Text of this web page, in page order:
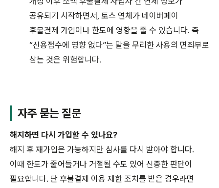
공유되기 시작하면서, 토스 연체가 네이버페이
후불결제 가입이나 한도에 영향을 줄 수 있습니다. 즉
“신용점수에 영향 없다”는 말을 무리한 사용의 면죄부로
삼는 것은 위험합니다.
자주 묻는 질문
해지하면 다시 가입할 수 있나요?
해지 후 재가입은 가능하지만 심사를 다시 받아야 합니다.
이때 한도가 줄어들거나 거절될 수도 있어 신중한 판단이
필요합니다. 단 후불결제 이용 제한 조치를 받은 경우라면